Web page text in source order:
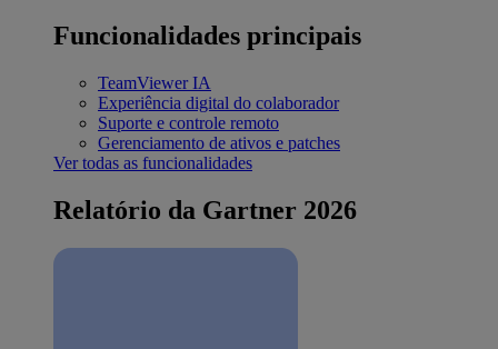
Funcionalidades principais
TeamViewer IA
Experiência digital do colaborador
Suporte e controle remoto
Gerenciamento de ativos e patches
Ver todas as funcionalidades
Relatório da Gartner 2026